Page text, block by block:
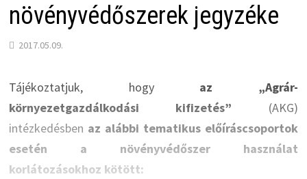
növényvédőszerek jegyzéke
2017.05.09.
Tájékoztatjuk, hogy az „Agrár-
környezetgazdálkodási kifizetés” (AKG)
intézkedésben az alábbi tematikus előíráscsoportok
esetén a növényvédőszer használat
korlátozásokhoz kötött: